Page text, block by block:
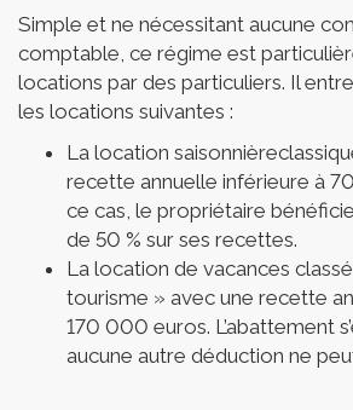
Simple et ne nécessitant aucune
comptable, ce régime est
locations par des particuliers. Il
les locations suivantes :
La location saisonnière
recette annuelle inférieure à
ce cas, le propriétaire
de 50 % sur ses recettes.
La location de vacances
tourisme » avec une recette
170 000 euros. L’abattement
aucune autre déduction ne